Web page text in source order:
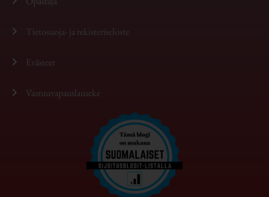
Tietosuoja- ja rekisteriseloste
Evästeet
Vastuuvapauslauseke